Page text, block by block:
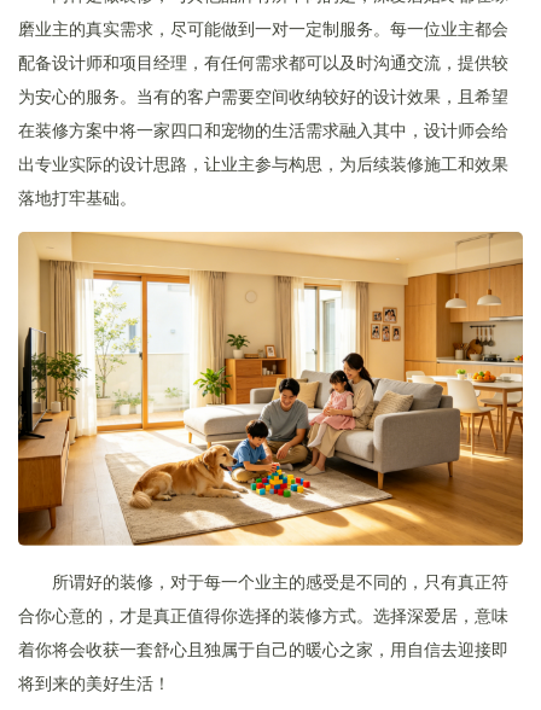
磨业主的真实需求，尽可能做到一对一定制服务。每一位业主都会
配备设计师和项目经理，有任何需求都可以及时沟通交流，提供较
为安心的服务。当有的客户需要空间收纳较好的设计效果，且希望
在装修方案中将一家四口和宠物的生活需求融入其中，设计师会给
出专业实际的设计思路，让业主参与构思，为后续装修施工和效果
落地打牢基础。
所谓好的装修，对于每一个业主的感受是不同的，只有真正符
合你心意的，才是真正值得你选择的装修方式。选择深爱居，意味
着你将会收获一套舒心且独属于自己的暖心之家，用自信去迎接即
将到来的美好生活！